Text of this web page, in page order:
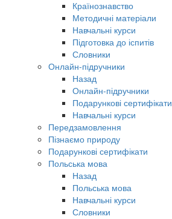
Країнознавство
Методичні матеріали
Навчальні курси
Підготовка до іспитів
Словники
Онлайн-підручники
Назад
Онлайн-підручники
Подарункові сертифікати
Навчальні курси
Передзамовлення
Пізнаємо природу
Подарункові сертифікати
Польська мова
Назад
Польська мова
Навчальні курси
Словники